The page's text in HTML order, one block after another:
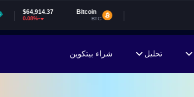
Bitcoin
BTC
تحليل شراء بيتكوين